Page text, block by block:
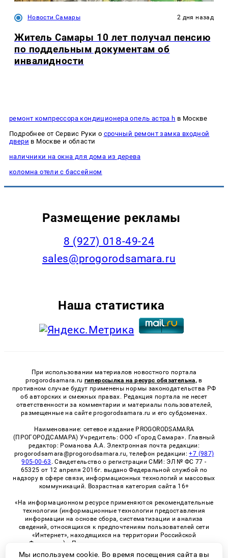
Новости Самары 2 дня назад
Житель Самары 10 лет получал пенсию
по поддельным документам об
инвалидности
ремонт компрессора кондиционера опель астра h в Москве
Подробнее от Сервис Руки о срочный ремонт замка входной
двери в Москве и области
наличники на окна для дома из дерева
коломна отели с бассейном
Размещение рекламы
8 (927) 018-49-24
sales@progorodsamara.ru
Наша статистика
При использовании материалов новостного портала
progorodsamara.ru гиперссылка на ресурс обязательна, в
противном случае будут применены нормы законодательства РФ
об авторских и смежных правах. Редакция портала не несет
ответственности за комментарии и материалы пользователей,
размещенные на сайте progorodsamara.ru и его субдоменах.
Наименование: сетевое издание PROGORODSAMARA
(ПРОГОРОДСАМАРА) Учредитель: ООО «Город Самара». Главный
редактор: Романова А.А. Электронная почта редакции:
progorodsamara@progorodsamara.ru, телефон редакции:+7 (987)
905-00-63 . Свидетельство о регистрации СМИ: ЭЛ № ФС 77 -
65325 от 12 апреля 2016г. выдано Федеральной службой по
надзору в сфере связи, информационных технологий и массовых
коммуникаций. Возрастная категория сайта 16+
«На информационном ресурсе применяются рекомендательные
технологии (информационные технологии предоставления
информации на основе сбора, систематизации и анализа
сведений, относящихся к предпочтениям пользователей сети
«Интернет», находящихся на территории Российской
Федерации)». Правила применения рекомендательных
технологий в виджетах рекламно-обменной сети
«СМИ2» (PDF)
Мы используем cookie. Во время посещения сайта вы